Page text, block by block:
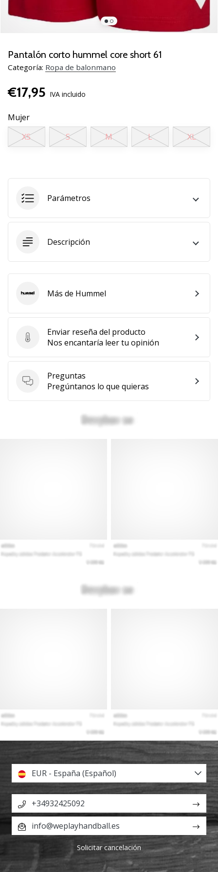
de
Accelerate
SQD
Descubre
actualizaciones
técnicas
y…
•
2 min. de lectura
¡Conviértete
en
Weplayhandball!
jugón?
en
nuestro
equipo!
Mostrar
Pantalón corto hummel core short 61
Categoría: Ropa de balonmano
€17,95 IVA incluido
Mujer
XS
S M L XL
Parámetros
Descripción
Enviar reseña del producto
Enviar reseña del producto
Nos encantaría leer tu opinión
Preguntas
Preguntas
Pregúntanos lo que quieras
HummelMás de Hummel
EUR - España (Español)
+34932425092
info@weplayhandball.es
Solicitar cancelación